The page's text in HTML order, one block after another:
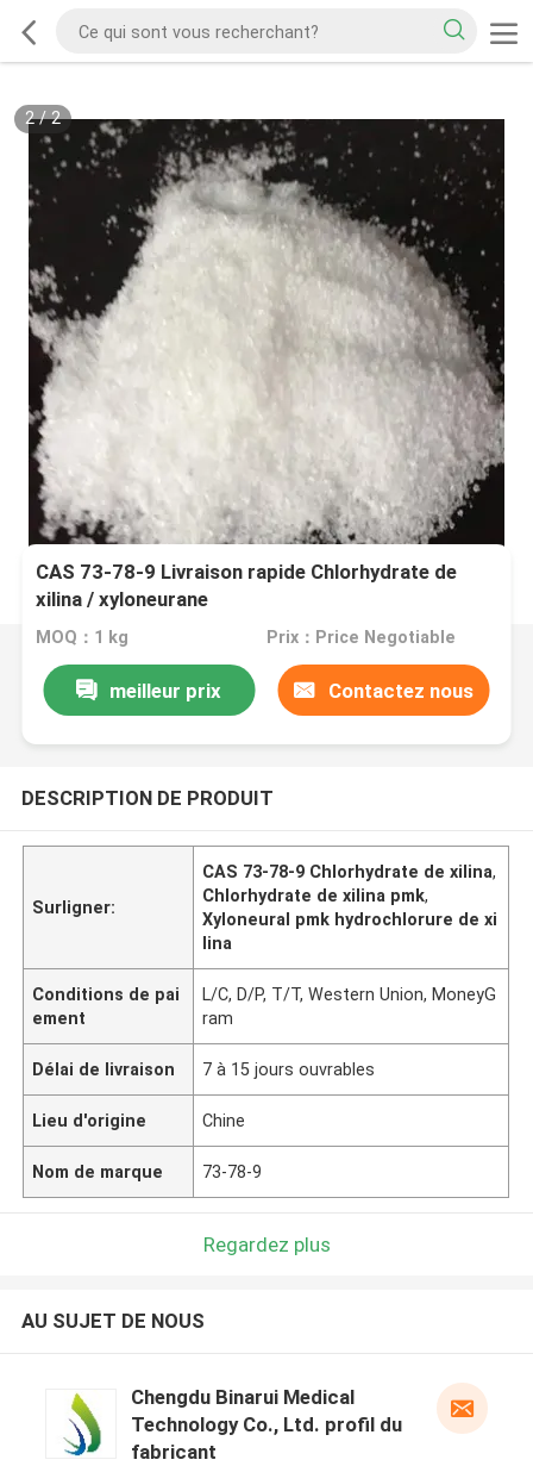
2/2
CAS 73-78-9 Livraison rapide Chlorhydrate de
xilina / xyloneurane
MOQ：1 kg Prix：Price Negotiable
meilleur prix Contactez nous
DESCRIPTION DE PRODUIT
Surligner:
CAS 73-78-9 Chlorhydrate de xilina,
Chlorhydrate de xilina pmk,
Xyloneural pmk hydrochlorure de xi
lina
Conditions de pai
ement
L/C, D/P, T/T, Western Union, MoneyG
ram
Délai de livraison 7 à 15 jours ouvrables
Lieu d'origine Chine
Nom de marque 73-78-9
Regardez plus
AU SUJET DE NOUS
Chengdu Binarui Medical
Technology Co., Ltd. profil du
fabricant